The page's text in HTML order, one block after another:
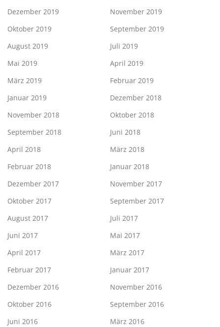
Dezember 2019
November 2019
Oktober 2019
September 2019
August 2019
Juli 2019
Mai 2019
April 2019
März 2019
Februar 2019
Januar 2019
Dezember 2018
November 2018
Oktober 2018
September 2018
Juni 2018
April 2018
März 2018
Februar 2018
Januar 2018
Dezember 2017
November 2017
Oktober 2017
September 2017
August 2017
Juli 2017
Juni 2017
Mai 2017
April 2017
März 2017
Februar 2017
Januar 2017
Dezember 2016
November 2016
Oktober 2016
September 2016
Juni 2016
März 2016